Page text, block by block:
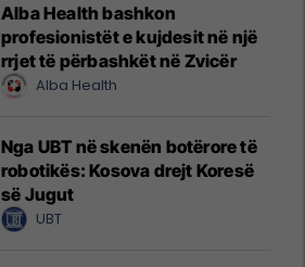
Alba Health bashkon
profesionistët e kujdesit në një
rrjet të përbashkët në Zvicër
Alba Health
Nga UBT në skenën botërore të
robotikës: Kosova drejt Koresë
së Jugut
UBT